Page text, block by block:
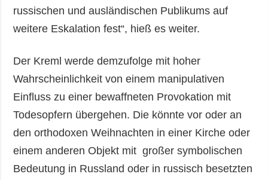
russischen und ausländischen Publikums auf
weitere Eskalation fest“, hieß es weiter.
Der Kreml werde demzufolge mit hoher
Wahrscheinlichkeit von einem manipulativen
Einfluss zu einer bewaffneten Provokation mit
Todesopfern übergehen. Die könnte vor oder an
den orthodoxen Weihnachten in einer Kirche oder
einem anderen Objekt mit großer symbolischen
Bedeutung in Russland oder in russisch besetzten